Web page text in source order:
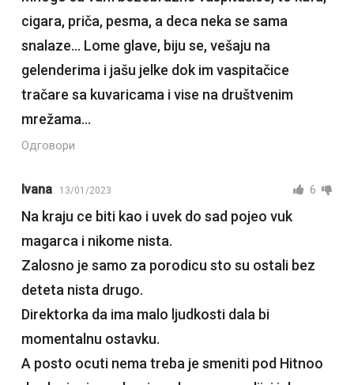
cigara, priča, pesma, a deca neka se sama
snalaze… Lome glave, biju se, vešaju na
gelenderima i jašu jelke dok im vaspitačice
tračare sa kuvaricama i vise na društvenim
mrežama…
Одговори
Ivana 13/01/2023 6
Na kraju ce biti kao i uvek do sad pojeo vuk
magarca i nikome nista.
Zalosno je samo za porodicu sto su ostali bez
deteta nista drugo.
Direktorka da ima malo ljudkosti dala bi
momentalnu ostavku.
A posto ocuti nema treba je smeniti pod Hitnoo